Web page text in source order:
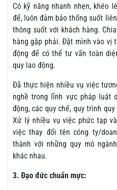
Có kỹ năng nhanh nhẹn, khéo
để, luôn đảm bảo thống suốt
thông suốt với khách hàng.
hàng gặp phải. Đặt mình vào vị
động để có thể tư vấn toàn
quy lao động.
Đã thực hiện nhiều vụ việc
nghề trong lĩnh vực pháp luật
động, các quy chế, quy trình
Xử lý nhiều vụ việc phức tạp
việc thay đổi tên công ty/
thành với những quy mô
khác nhau.
3. Đạo đức chuẩn mực: